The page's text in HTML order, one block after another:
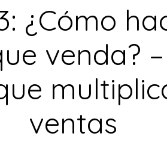
¿Cómo
venda?
ventas